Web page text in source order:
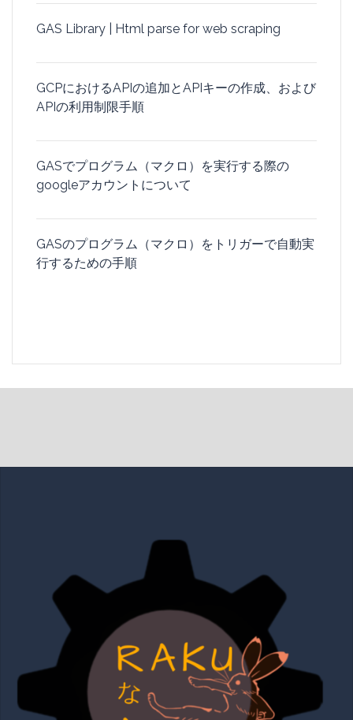
GAS Library | Html parse for web scraping
GCPにおけるAPIの追加とAPIキーの作成、および
APIの利用制限手順
GASでプログラム（マクロ）を実行する際の
googleアカウントについて
GASのプログラム（マクロ）をトリガーで自動実
行するための手順